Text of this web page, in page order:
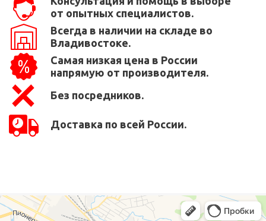
от опытных специалистов.
Всегда в наличии на складе во
Владивостоке.
Самая низкая цена в России
напрямую от производителя.
Без посредников.
Доставка по всей России.